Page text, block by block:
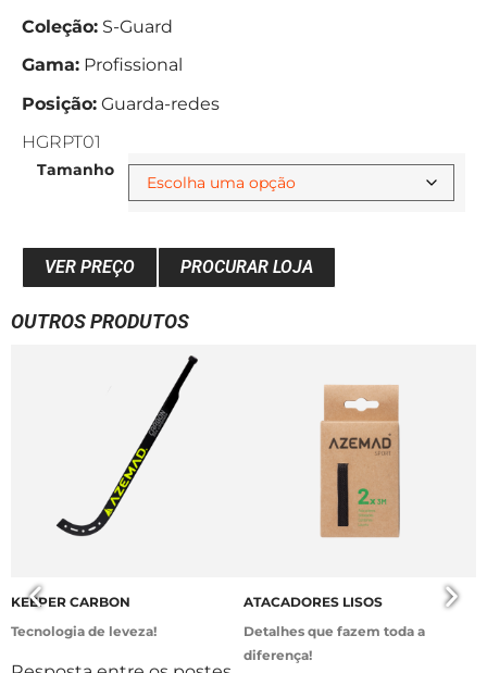
Coleção: S-Guard
Gama: Profissional
Posição: Guarda-redes
HGRPT01
Tamanho
VER PREÇO PROCURAR LOJA
OUTROS PRODUTOS
KEEPER CARBON
Tecnologia de leveza!
ATACADORES LISOS
Detalhes que fazem toda a
diferença!